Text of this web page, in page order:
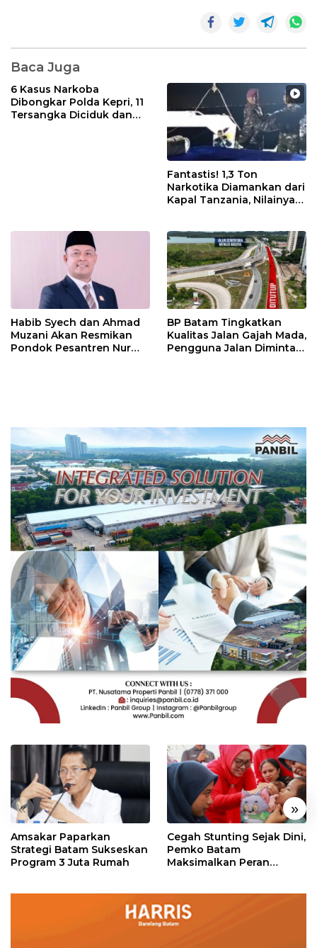
Baca Juga
6 Kasus Narkoba
Dibongkar Polda Kepri, 11
Tersangka Diciduk dan
Fantastis! 1,3 Ton
Narkotika Diamankan dari
Kapal Tanzania, Nilainya
Habib Syech dan Ahmad
Muzani Akan Resmikan
Pondok Pesantren Nur
BP Batam Tingkatkan
Kualitas Jalan Gajah Mada,
Pengguna Jalan Diminta
« »
Amsakar Paparkan
Strategi Batam Sukseskan
Program 3 Juta Rumah
Cegah Stunting Sejak Dini,
Pemko Batam
Maksimalkan Peran